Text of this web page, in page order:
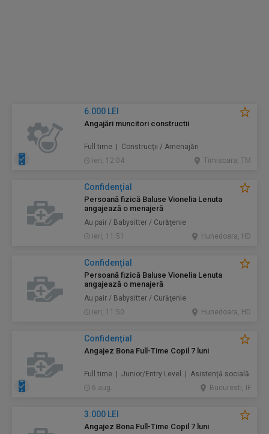
6.000 LEI
Angajări muncitori constructii
Full time | Construcţii / Amenajări
ieri, 12:04
Timisoara, TM
Confidenţial
Persoană fizică Baluse Vionelia Lenuta
angajează o menajeră
Au pair / Babysitter / Curăţenie
ieri, 11:51
Hunedoara, HD
Confidenţial
Persoană fizică Baluse Vionelia Lenuta
angajează o menajeră
Au pair / Babysitter / Curăţenie
ieri, 11:50
Hunedoara, HD
Confidenţial
Angajez Bona Full-Time Copil 7 luni
Full time | Junior/Entry Level | Asistență socială
6 aug.
Bucuresti, IF
3.000 LEI
Angajez Bona Full-Time Copil 7 luni